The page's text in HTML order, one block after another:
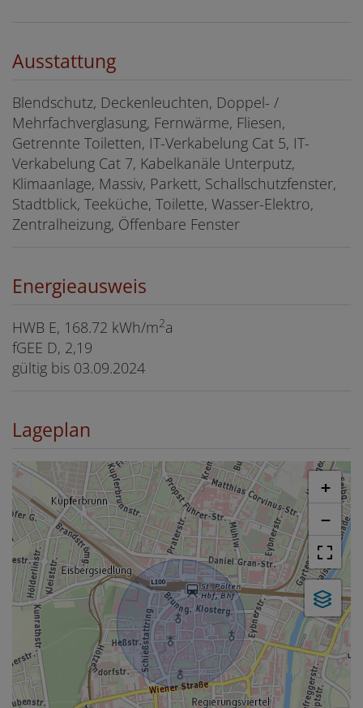
Ausstattung
Blendschutz Deckenleuchten Doppel- /
Mehrfachverglasung Fernwärme Fliesen
Getrennte Toiletten IT-Verkabelung Cat 5 IT-
Verkabelung Cat 7 Kabelkanäle Unterputz
Klimaanlage Massiv Parkett Schallschutzfenster
Stadtblick Teeküche Toilette Wasser-Elektro
Zentralheizung Öffenbare Fenster
Energieausweis
HWB E, 168.72 kWh/m2a
fGEE D, 2,19
gültig bis 03.09.2024
Lageplan
+
−